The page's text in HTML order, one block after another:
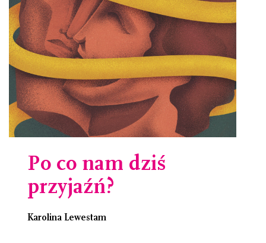
Po co nam dziś
przyjaźń?
Karolina Lewestam